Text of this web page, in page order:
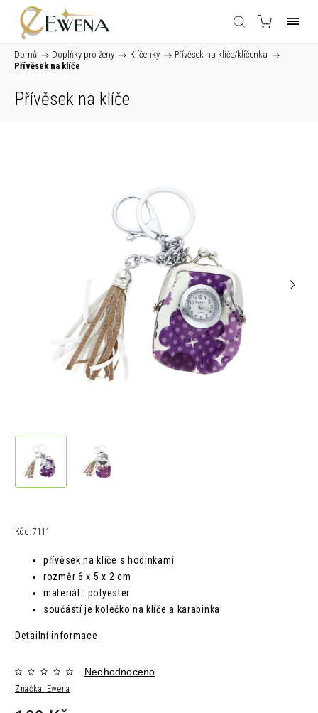
Domů / Doplňky pro ženy / Klíčenky / Přívěsek na klíče/klíčenka /
Přívěsek na klíče
Přívěsek na klíče
Kód: 7111
přívěsek na klíče s hodinkami
rozměr 6 x 5 x 2 cm
materiál : polyester
součástí je kolečko na klíče a karabinka
Detailní informace
Značka: Ewena
Neohodnoceno